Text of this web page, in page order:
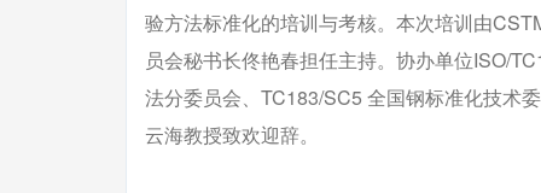
验方法标准化的培训与考核。本次培训由
员会秘书长佟艳春担任主持。协办单位ISO/
法分委员会、TC183/SC5 全国钢标准化技术
云海教授致欢迎辞。